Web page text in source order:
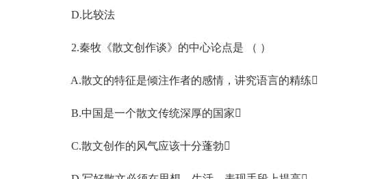
D.比较法
2.秦牧《散文创作谈》的中心论点是 （ ）
A.散文的特征是倾注作者的感情，讲究语言的精练
B.中国是一个散文传统深厚的国家
C.散文创作的风气应该十分蓬勃